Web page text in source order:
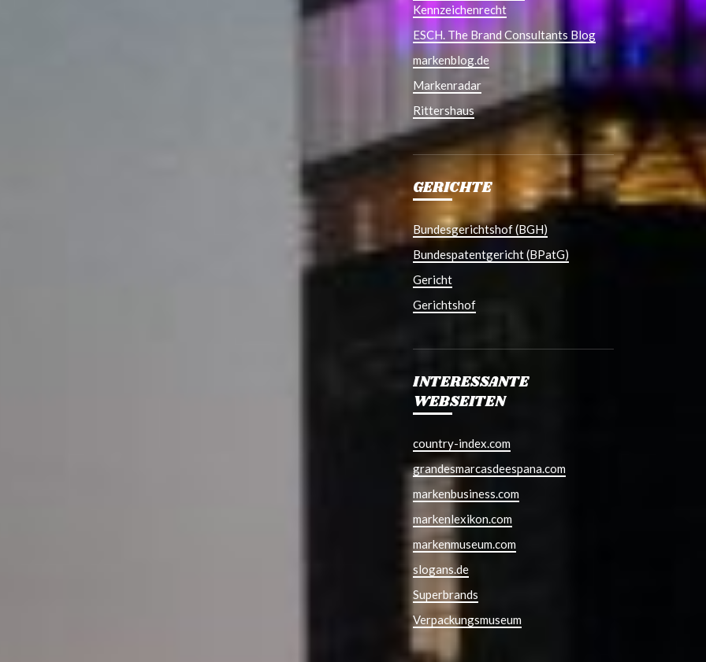
Kennzeichenrecht
ESCH. The Brand Consultants Blog
markenblog.de
Markenradar
Rittershaus
GERICHTE
Bundesgerichtshof (BGH)
Bundespatentgericht (BPatG)
Gericht
Gerichtshof
INTERESSANTE
WEBSEITEN
country-index.com
grandesmarcasdeespana.com
markenbusiness.com
markenlexikon.com
markenmuseum.com
slogans.de
Superbrands
Verpackungsmuseum